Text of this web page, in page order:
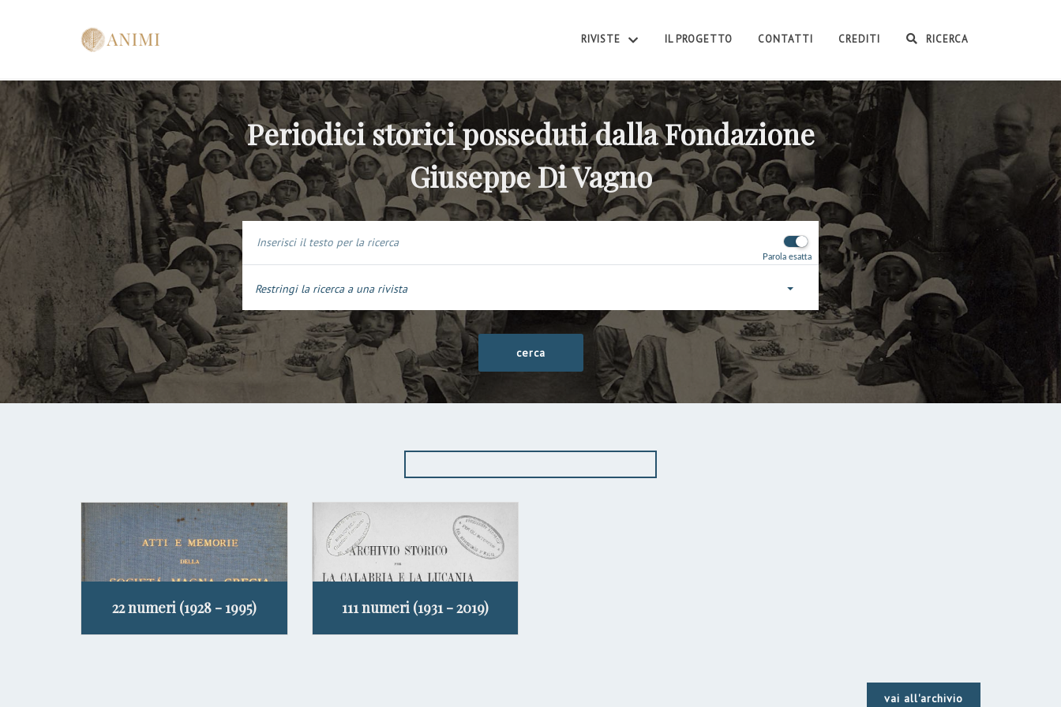
RIVISTE IL PROGETTO CONTATTI CREDITI RICERCA
Periodici storici posseduti dalla Fondazione
Giuseppe Di Vagno
Parola esatta
Restringi la ricerca a una rivista
22 numeri (1928 - 1995) 111 numeri (1931 - 2019)
vai all'archivio